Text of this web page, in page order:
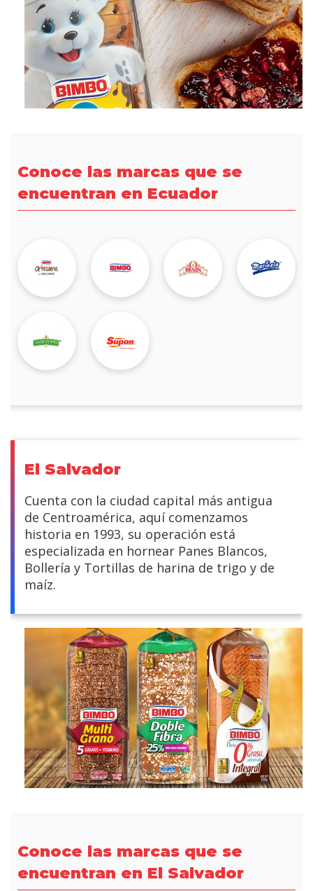
Conoce las marcas que se
encuentran en Ecuador
El Salvador
Cuenta con la ciudad capital más antigua
de Centroamérica, aquí comenzamos
historia en 1993, su operación está
especializada en hornear Panes Blancos,
Bollería y Tortillas de harina de trigo y de
maíz.
Conoce las marcas que se
encuentran en El Salvador